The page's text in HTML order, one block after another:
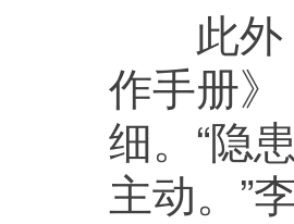
此外，
作手册
细。“隐
主动。”